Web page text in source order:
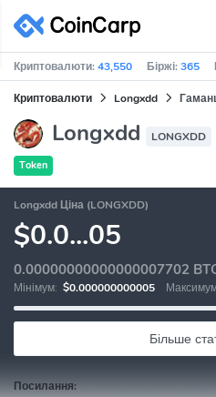
Криптовалюти:43,550 Біржі:365
Криптовалюти Longxdd
Longxdd LONGXDD
Token
Longxdd Ціна (LONGXDD)
$0.0...05
0.00000000000000007702
Мінімум: $0.000000000005
Більше
Посилання: